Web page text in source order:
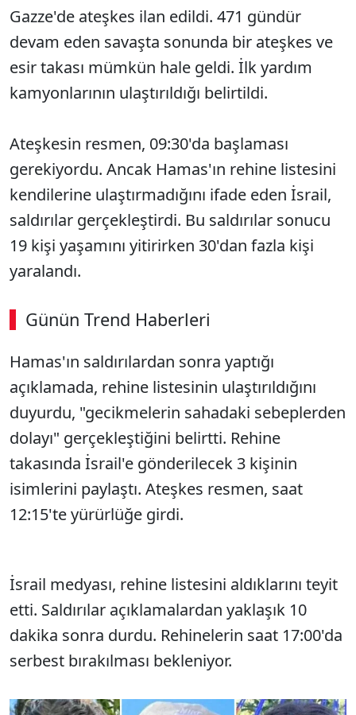
Gazze'de ateşkes ilan edildi. 471 gündür
devam eden savaşta sonunda bir ateşkes ve
esir takası mümkün hale geldi. İlk yardım
kamyonlarının ulaştırıldığı belirtildi.
Ateşkesin resmen, 09:30'da başlaması
gerekiyordu. Ancak Hamas'ın rehine listesini
kendilerine ulaştırmadığını ifade eden İsrail,
saldırılar gerçekleştirdi. Bu saldırılar sonucu
19 kişi yaşamını yitirirken 30'dan fazla kişi
yaralandı.
Günün Trend Haberleri
00:23 / 08:43
Hamas'ın saldırılardan sonra yaptığı
açıklamada, rehine listesinin ulaştırıldığını
duyurdu, "gecikmelerin sahadaki sebeplerden
dolayı" gerçekleştiğini belirtti. Rehine
takasında İsrail'e gönderilecek 3 kişinin
isimlerini paylaştı. Ateşkes resmen, saat
12:15'te yürürlüğe girdi.
İsrail medyası, rehine listesini aldıklarını teyit
etti. Saldırılar açıklamalardan yaklaşık 10
dakika sonra durdu. Rehinelerin saat 17:00'da
serbest bırakılması bekleniyor.